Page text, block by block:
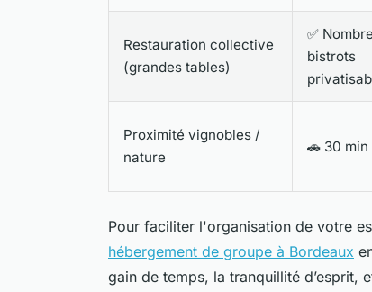
Restauration collective
(grandes tables)
✅
bistrots
Proximité vignobles /
nature
🚗 30 min
Pour faciliter l'organisation de votre
hébergement de groupe à Bordeaux
gain de temps, la tranquillité d’esprit,